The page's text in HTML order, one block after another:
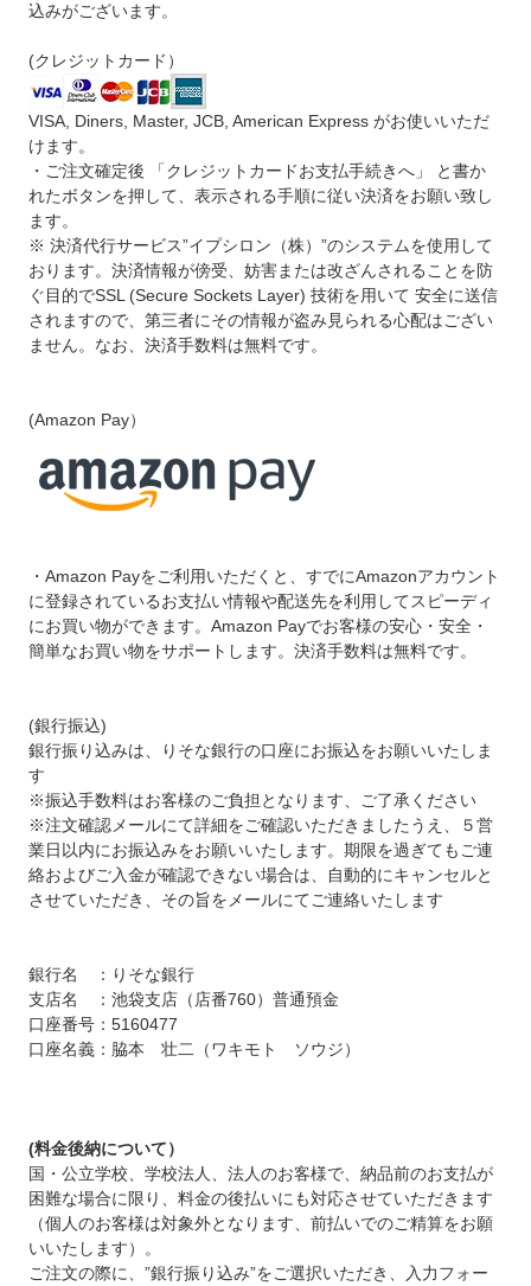
込みがございます。
(クレジットカード）
VISA, Diners, Master, JCB, American Express がお使いいただ
けます。
・ご注文確定後 「クレジットカードお支払手続きへ」 と書か
れたボタンを押して、表示される手順に従い決済をお願い致し
ます。
※ 決済代行サービス”イプシロン（株）”のシステムを使用して
おります。決済情報が傍受、妨害または改ざんされることを防
ぐ目的でSSL (Secure Sockets Layer) 技術を用いて 安全に送信
されますので、第三者にその情報が盗み見られる心配はござい
ません。なお、決済手数料は無料です。
(Amazon Pay）
・Amazon Payをご利用いただくと、すでにAmazonアカウント
に登録されているお支払い情報や配送先を利用してスピーディ
にお買い物ができます。Amazon Payでお客様の安心・安全・
簡単なお買い物をサポートします。決済手数料は無料です。
(銀行振込)
銀行振り込みは、りそな銀行の口座にお振込をお願いいたしま
す
※振込手数料はお客様のご負担となります、ご了承ください
※注文確認メールにて詳細をご確認いただきましたうえ、５営
業日以内にお振込みをお願いいたします。期限を過ぎてもご連
絡およびご入金が確認できない場合は、自動的にキャンセルと
させていただき、その旨をメールにてご連絡いたします
銀行名 ：りそな銀行
支店名 ：池袋支店（店番760）普通預金
口座番号：5160477
口座名義：脇本 壮二（ワキモト ソウジ）
(料金後納について）
国・公立学校、学校法人、法人のお客様で、納品前のお支払が
困難な場合に限り、料金の後払いにも対応させていただきます
（個人のお客様は対象外となります、前払いでのご精算をお願
いいたします）。
ご注文の際に、”銀行振り込み”をご選択いただき、入力フォー